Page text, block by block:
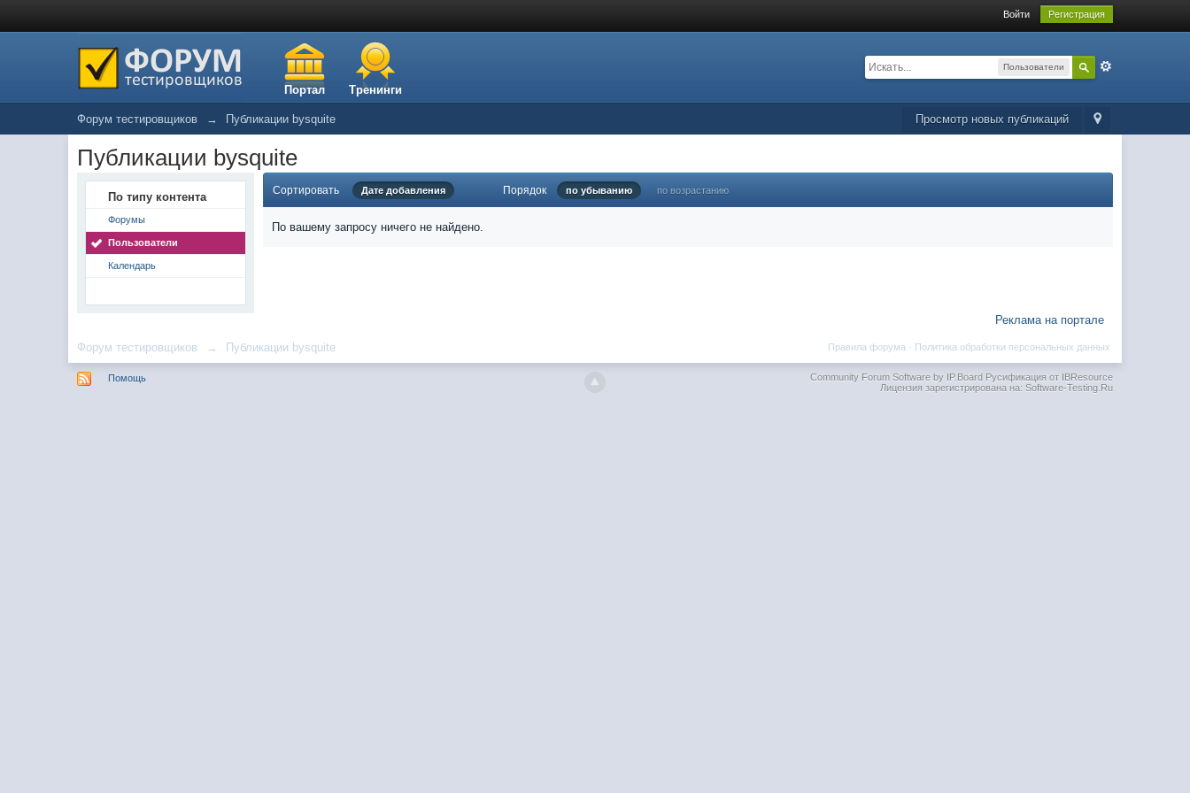
Войти Регистрация
Портал Тренинги
Пользователи
Просмотр новых публикаций
Форум тестировщиков → Публикации bysquite
Публикации bysquite
По типу контента
Форумы
Пользователи
Календарь
Сортировать Дате добавления Порядок по убыванию по возрастанию
По вашему запросу ничего не найдено.
Реклама на портале
Форум тестировщиков → Публикации bysquite Политика обработки персональных данных
Правила форума ·
Помощь Community Forum Software by IP.BoardРусификация от IBResource
Лицензия зарегистрирована на: Software-Testing.Ru